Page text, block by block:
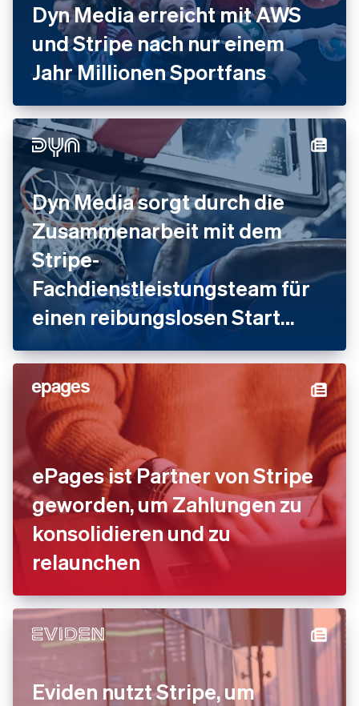
Dyn Media erreicht mit AWS
und Stripe nach nur einem
Jahr Millionen Sportfans
Dyn Media sorgt durch die
Zusammenarbeit mit dem
Stripe-
Fachdienstleistungsteam für
einen reibungslosen Start
seiner Plattform und deren
Wachstum
ePages ist Partner von Stripe
geworden, um Zahlungen zu
konsolidieren und zu
relaunchen
Eviden nutzt Stripe, um